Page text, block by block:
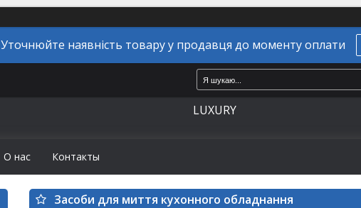
Уточнюйте наявність товару у продавця до моменту оплати
LUXURY
О нас Контакты
Засоби для миття кухонного обладнання